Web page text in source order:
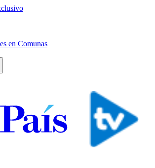
en Comunas